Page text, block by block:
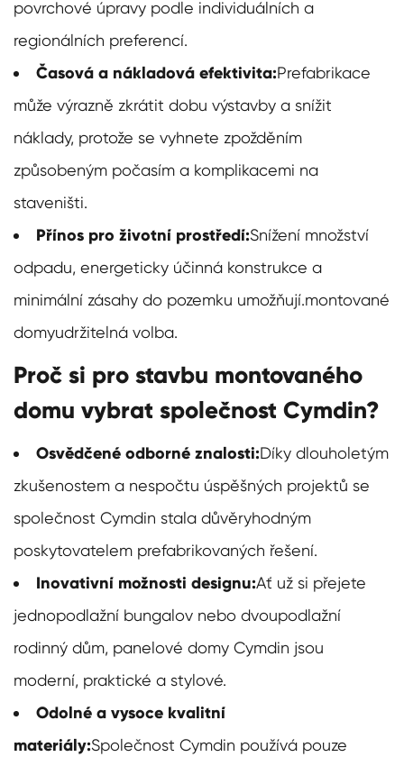
povrchové úpravy podle individuálních a
regionálních preferencí.
Časová a nákladová efektivita:Prefabrikace
může výrazně zkrátit dobu výstavby a snížit
náklady, protože se vyhnete zpožděním
způsobeným počasím a komplikacemi na
staveništi.
Přínos pro životní prostředí:Snížení množství
odpadu, energeticky účinná konstrukce a
minimální zásahy do pozemku umožňují.montované
domyudržitelná volba.
Proč si pro stavbu montovaného
domu vybrat společnost Cymdin?
Osvědčené odborné znalosti:Díky dlouholetým
zkušenostem a nespočtu úspěšných projektů se
společnost Cymdin stala důvěryhodným
poskytovatelem prefabrikovaných řešení.
Inovativní možnosti designu:Ať už si přejete
jednopodlažní bungalov nebo dvoupodlažní
rodinný dům, panelové domy Cymdin jsou
moderní, praktické a stylové.
Odolné a vysoce kvalitní
materiály:Společnost Cymdin používá pouze